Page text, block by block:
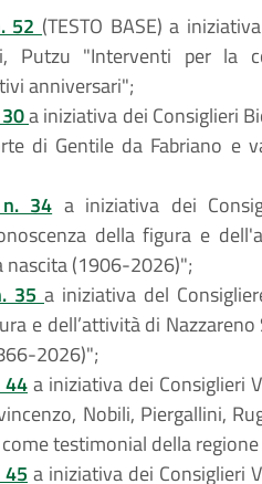
52 (TESTO BASE) a
Putzu "Interventi per la
anniversari";
30a iniziativa dei Consiglieri
di Gentile da Fabriano e
34 a iniziativa dei
della figura e
(1906-2026)";
35 a iniziativa del
e dell’attività di
2026)";
44a iniziativa dei Consiglieri
Nobili, Piergallini,
testimonial della
a iniziativa dei Consiglieri